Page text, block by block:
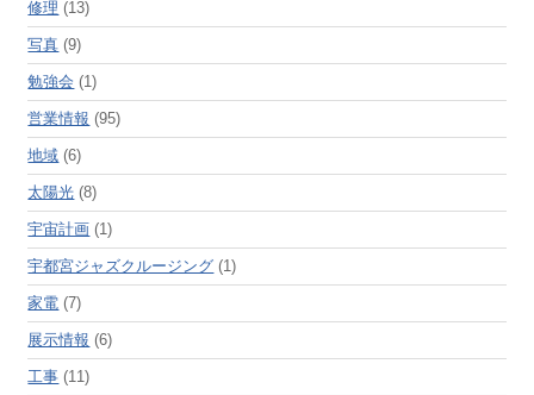
修理 (13)
写真 (9)
勉強会 (1)
営業情報 (95)
地域 (6)
太陽光 (8)
宇宙計画 (1)
宇都宮ジャズクルージング (1)
家電 (7)
展示情報 (6)
工事 (11)